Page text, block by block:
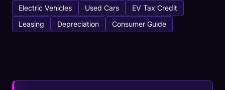
Electric Vehicles Used Cars
EV Tax Credit
Leasing
Depreciation Consumer Guide